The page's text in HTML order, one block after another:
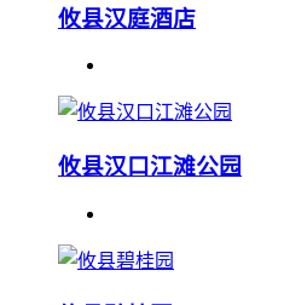
攸县汉庭酒店
攸县汉口江滩公园